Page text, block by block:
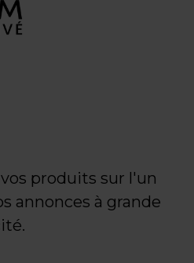
produits sur l'un
annonces à grande